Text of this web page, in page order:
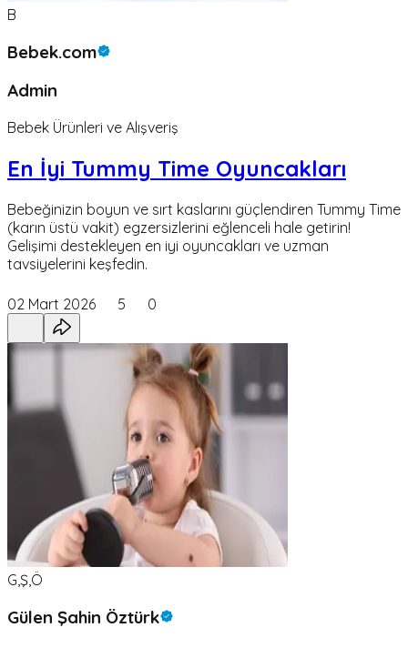
B
Bebek.com
Admin
Bebek Ürünleri ve Alışveriş
En İyi Tummy Time Oyuncakları
Bebeğinizin boyun ve sırt kaslarını güçlendiren Tummy Time
(karın üstü vakit) egzersizlerini eğlenceli hale getirin!
Gelişimi destekleyen en iyi oyuncakları ve uzman
tavsiyelerini keşfedin.
02 Mart 2026 5 0
G,Ş,Ö
Gülen Şahin Öztürk